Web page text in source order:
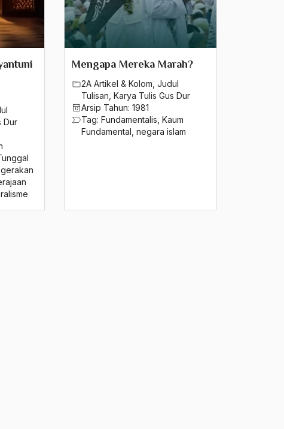
Dur
,gerakan
Mengapa Mereka Marah?
2A Artikel & Kolom Judul
Tulisan Karya Tulis Gus Dur
Arsip Tahun: 1981
Tag: Fundamentalis Kaum
Fundamental negara islam